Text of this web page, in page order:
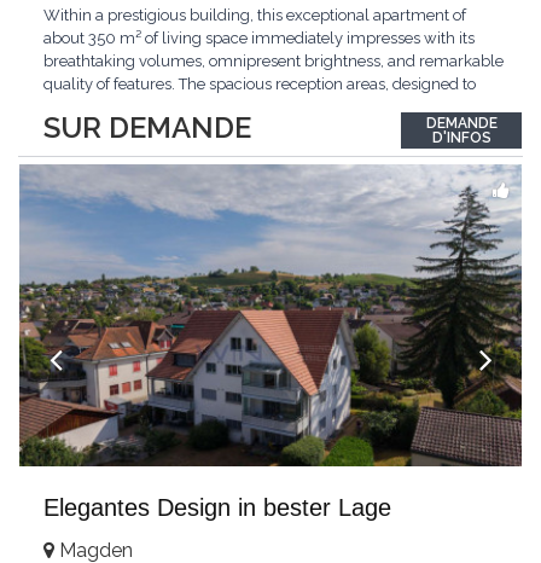
SUR DEMANDE
Within a prestigious building, this exceptional apartment of
about 350 m² of living space immediately impresses with its
breathtaking volumes, omnipresent brightness, and remarkable
quality of features. The spacious reception areas, designed to
outdoor spaces bathed in greenery. The bedrooms also have
direct access to the outdoors, offering...
DEMANDE
D'INFOS
Elegantes Design in bester Lage
Magden